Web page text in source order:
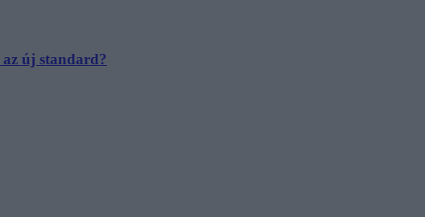
új standard?